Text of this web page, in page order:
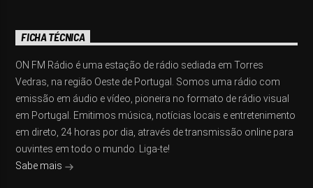
FICHA TÉCNICA
ON FM Rádio é uma estação de rádio sediada em Torres
Vedras, na região Oeste de Portugal. Somos uma rádio com
emissão em áudio e vídeo, pioneira no formato de rádio visual
em Portugal. Emitimos música, notícias locais e entretenimento
em direto, 24 horas por dia, através de transmissão online para
ouvintes em todo o mundo. Liga-te!
Sabe mais